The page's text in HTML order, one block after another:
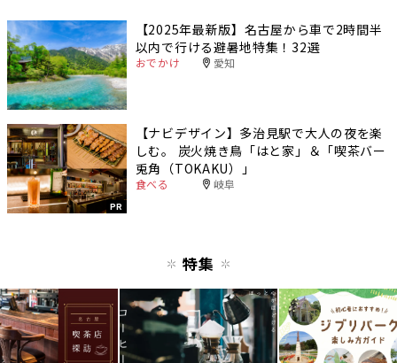
【2025年最新版】名古屋から車で2時間半
以内で行ける避暑地特集！32選
おでかけ 愛知
PR
【ナビデザイン】多治見駅で大人の夜を楽
しむ。 炭火焼き鳥「はと家」＆「喫茶バー
兎角（TOKAKU）」
食べる 岐阜
特集